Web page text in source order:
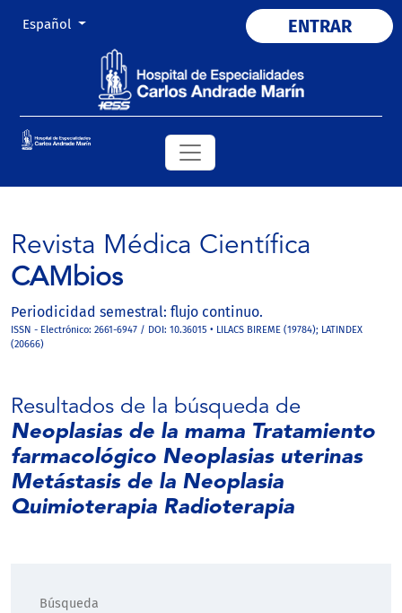
Cambiar el idioma. El actual es:
Español ENTRAR
Revista Médica Científica
CAMbios
Periodicidad semestral: flujo continuo.
ISSN - Electrónico: 2661-6947 / DOI: 10.36015 • LILACS BIREME (19784); LATINDEX
(20666)
Resultados de la búsqueda de
Neoplasias de la mama Tratamiento
farmacológico Neoplasias uterinas
Metástasis de la Neoplasia
Quimioterapia Radioterapia
Búsqueda